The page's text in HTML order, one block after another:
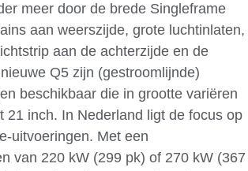
meer door de brede Singleframe
aan weerszijde, grote luchtinlaten,
aan de achterzijde en de
Q5 zijn (gestroomlijnde)
beschikbaar die in grootte variëren
21 inch. In Nederland ligt de focus op
uitvoeringen. Met een
van 220 kW (299 pk) of 270 kW (367